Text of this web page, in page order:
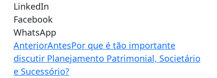
LinkedIn
Facebook
WhatsApp
AnteriorAntesPor que é tão importante
discutir Planejamento Patrimonial, Societário
e Sucessório?